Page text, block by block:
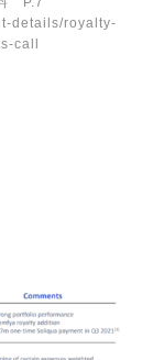
details/royalty-
call